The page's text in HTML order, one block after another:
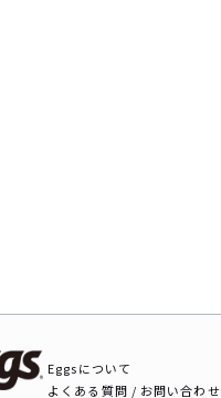
Eggsについて
よくある質問 / お問い合わせ